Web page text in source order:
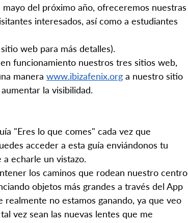
del próximo año, ofreceremos nuestras
interesados, así como a estudiantes
web para más detalles).
funcionamiento nuestros tres sitios web,
manera www.ibizafenix.org a nuestro sitio
la visibilidad.
"Eres lo que comes" cada vez que
acceder a esta guía enviándonos tu
echarle un vistazo.
los caminos que rodean nuestro centro
objetos más grandes a través del App
no estamos ganando, ya que veo
vez sean las nuevas lentes que me